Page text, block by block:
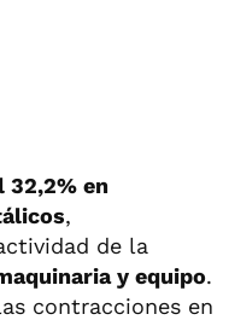
32,2% en
,
de la
y equipo.
contracciones en